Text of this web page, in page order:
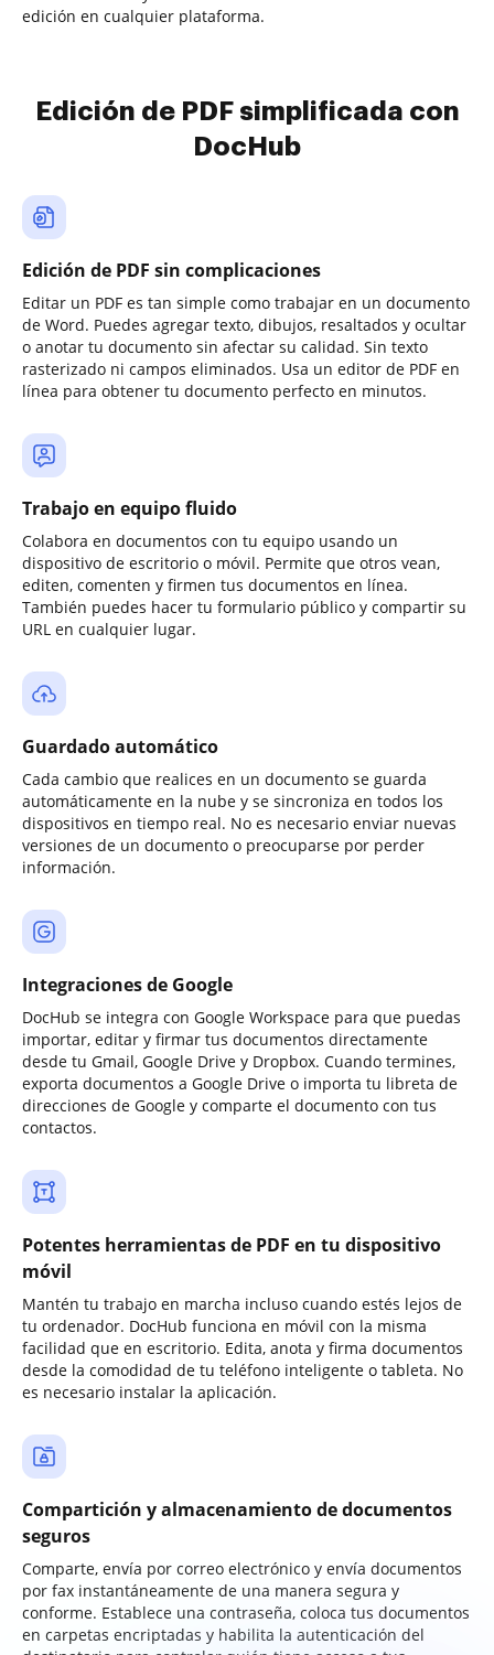
edición en cualquier plataforma.
Edición de PDF simplificada con
DocHub
Edición de PDF sin complicaciones
Editar un PDF es tan simple como trabajar en un documento
de Word. Puedes agregar texto, dibujos, resaltados y ocultar
o anotar tu documento sin afectar su calidad. Sin texto
rasterizado ni campos eliminados. Usa un editor de PDF en
línea para obtener tu documento perfecto en minutos.
Trabajo en equipo fluido
Colabora en documentos con tu equipo usando un
dispositivo de escritorio o móvil. Permite que otros vean,
editen, comenten y firmen tus documentos en línea.
También puedes hacer tu formulario público y compartir su
URL en cualquier lugar.
Guardado automático
Cada cambio que realices en un documento se guarda
automáticamente en la nube y se sincroniza en todos los
dispositivos en tiempo real. No es necesario enviar nuevas
versiones de un documento o preocuparse por perder
información.
Integraciones de Google
DocHub se integra con Google Workspace para que puedas
importar, editar y firmar tus documentos directamente
desde tu Gmail, Google Drive y Dropbox. Cuando termines,
exporta documentos a Google Drive o importa tu libreta de
direcciones de Google y comparte el documento con tus
contactos.
Potentes herramientas de PDF en tu dispositivo
móvil
Mantén tu trabajo en marcha incluso cuando estés lejos de
tu ordenador. DocHub funciona en móvil con la misma
facilidad que en escritorio. Edita, anota y firma documentos
desde la comodidad de tu teléfono inteligente o tableta. No
es necesario instalar la aplicación.
Compartición y almacenamiento de documentos
seguros
Comparte, envía por correo electrónico y envía documentos
por fax instantáneamente de una manera segura y
conforme. Establece una contraseña, coloca tus documentos
en carpetas encriptadas y habilita la autenticación del